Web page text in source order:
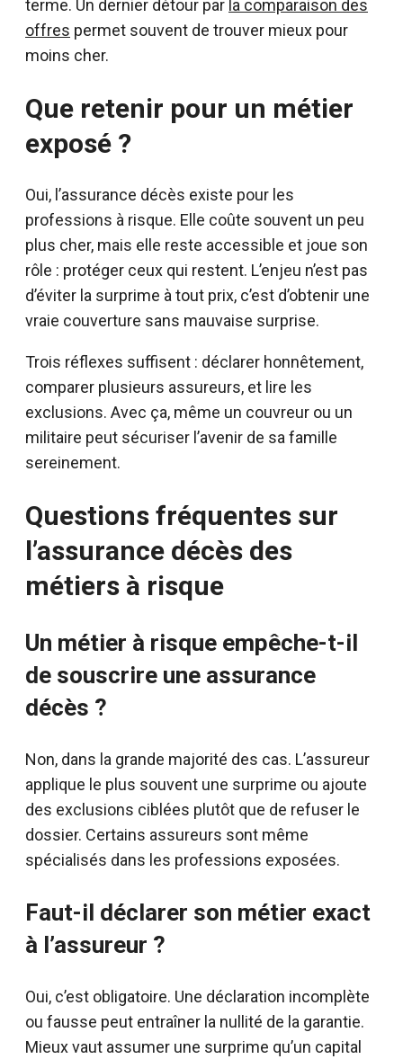
terme. Un dernier détour par la comparaison des
offres permet souvent de trouver mieux pour
moins cher.
Que retenir pour un métier
exposé ?
Oui, l’assurance décès existe pour les
professions à risque. Elle coûte souvent un peu
plus cher, mais elle reste accessible et joue son
rôle : protéger ceux qui restent. L’enjeu n’est pas
d’éviter la surprime à tout prix, c’est d’obtenir une
vraie couverture sans mauvaise surprise.
Trois réflexes suffisent : déclarer honnêtement,
comparer plusieurs assureurs, et lire les
exclusions. Avec ça, même un couvreur ou un
militaire peut sécuriser l’avenir de sa famille
sereinement.
Questions fréquentes sur
l’assurance décès des
métiers à risque
Un métier à risque empêche-t-il
de souscrire une assurance
décès ?
Non, dans la grande majorité des cas. L’assureur
applique le plus souvent une surprime ou ajoute
des exclusions ciblées plutôt que de refuser le
dossier. Certains assureurs sont même
spécialisés dans les professions exposées.
Faut-il déclarer son métier exact
à l’assureur ?
Oui, c’est obligatoire. Une déclaration incomplète
ou fausse peut entraîner la nullité de la garantie.
Mieux vaut assumer une surprime qu’un capital